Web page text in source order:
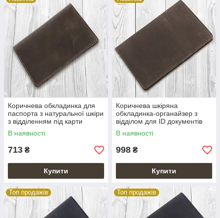
Коричнева обкладинка для
паспорта з натуральної шкіри
з відділенням під карти
В наявності
713 ₴
Купити
Коричнева шкіряна
обкладинка-органайзер з
відділом для ID документів
В наявності
998 ₴
Купити
Топ продажів Топ продажів